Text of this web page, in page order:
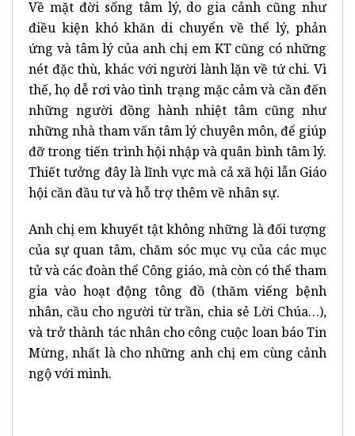
Về mặt đời sống tâm lý, do gia cảnh cũng như
điều kiện khó khăn di chuyển về thể lý, phản
ứng và tâm lý của anh chị em KT cũng có những
nét đặc thù, khác với người lành lặn về tứ chi. Vì
thế, họ dễ rơi vào tình trạng mặc cảm và cần đến
những người đồng hành nhiệt tâm cũng như
những nhà tham vấn tâm lý chuyên môn, để giúp
đỡ trong tiến trình hội nhập và quân bình tâm lý.
Thiết tưởng đây là lĩnh vực mà cả xã hội lẫn Giáo
hội cần đầu tư và hỗ trợ thêm về nhân sự.
Anh chị em khuyết tật không những là đối tượng
của sự quan tâm, chăm sóc mục vụ của các mục
tử và các đoàn thể Công giáo, mà còn có thể tham
gia vào hoạt động tông đồ (thăm viếng bệnh
nhân, cầu cho người từ trần, chia sẻ Lời Chúa…),
và trở thành tác nhân cho công cuộc loan báo Tin
Mừng, nhất là cho những anh chị em cùng cảnh
ngộ với mình.